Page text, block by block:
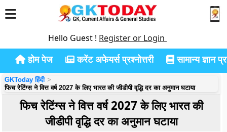
Hello Guest ! Register or Login
होम पेज करेंट अफेयर्स प्रश्नोत्तरी सामान्य ज्ञान
GKToday हिंदी
फिच रेटिंग्स ने वित्त वर्ष 2027 के लिए भारत की जीडीपी वृद्धि दर का अनुमान घटाया
फिच रेटिंग्स ने वित्त वर्ष 2027 के लिए भारत की
जीडीपी वृद्धि दर का अनुमान घटाया